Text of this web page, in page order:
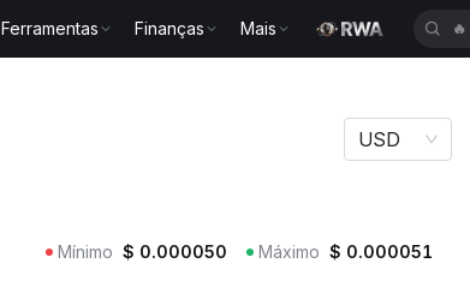
Ferramentas Finanças Mais 🔥
USD
Mínimo $ 0.000050 Máximo $ 0.000051